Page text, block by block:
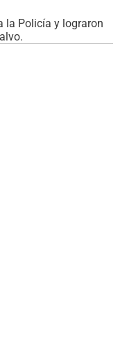
la Policía y lograron